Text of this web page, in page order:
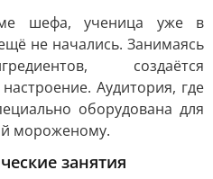
шефа, ученица уже в
не начались. Занимаясь
создаётся
Аудитория, где
оборудована для
мороженому.
занятия